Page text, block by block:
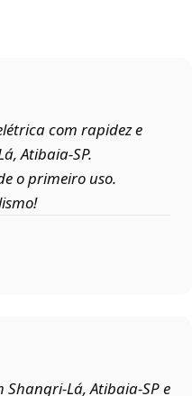
com rapidez e
Atibaia‑SP.
o primeiro uso.
Lá, Atibaia‑SP e